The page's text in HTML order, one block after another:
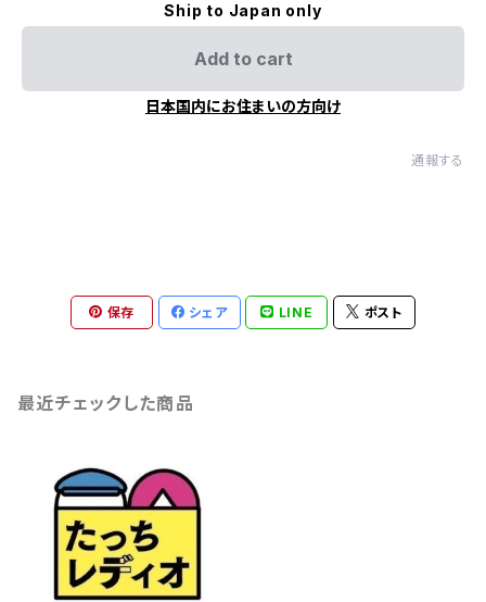
Ship to Japan only
Add to cart
日本国内にお住まいの方向け
通報する
保存 シェア LINE ポスト
最近チェックした商品